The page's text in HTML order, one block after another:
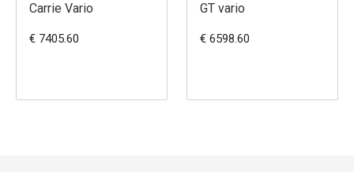
Carrie Vario
€ 7405.60
GT vario
€ 6598.60